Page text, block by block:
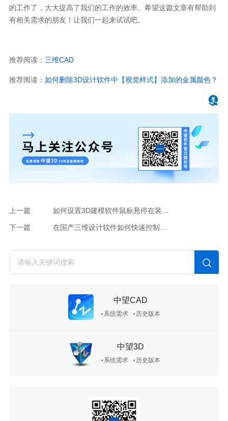
的工作了，大大提高了我们的工作的效率。希望这篇文章有帮助到
有相关需求的朋友！让我们一起来试试吧。
推荐阅读： 三维CAD
推荐阅读： 如何删除3D设计软件中【视觉样式】添加的金属颜色？
上一篇
下一篇
中望CAD
系统需求 历史版本
中望3D
系统需求 历史版本